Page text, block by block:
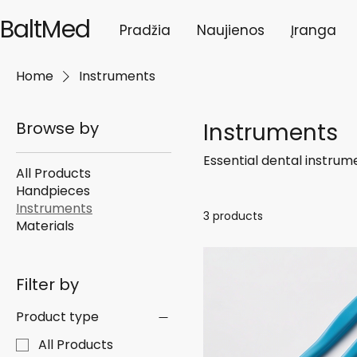
BaltMed Pradžia Naujienos Įranga
Home Instruments
Browse by
All Products
Handpieces
Instruments
Materials
Filter by
Product type
All Products
Instruments
Essential dental
3 products